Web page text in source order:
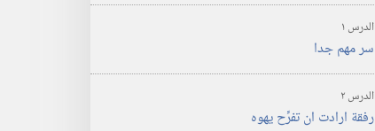
الدرس ‏١‏
سر مهم جدا
الدرس ‏٢‏
رفقة ارادت ان تفرِّح يهوه